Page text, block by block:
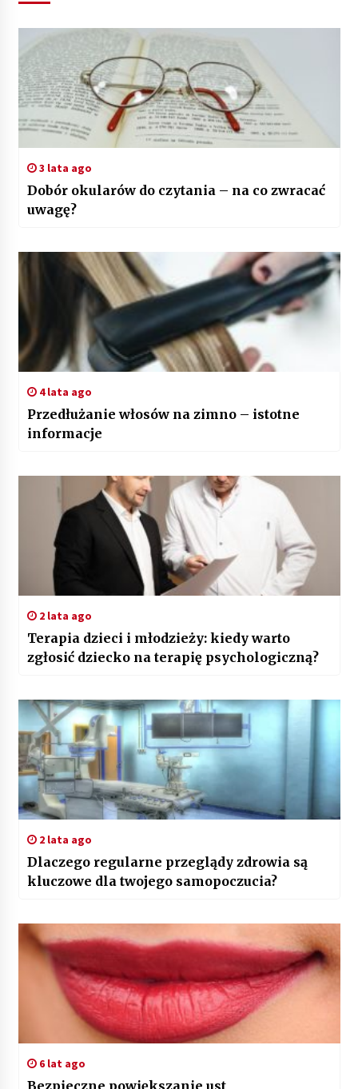
3 lata ago
Dobór okularów do czytania – na co zwracać
uwagę?
4 lata ago
Przedłużanie włosów na zimno – istotne
informacje
2 lata ago
Terapia dzieci i młodzieży: kiedy warto
zgłosić dziecko na terapię psychologiczną?
2 lata ago
Dlaczego regularne przeglądy zdrowia są
kluczowe dla twojego samopoczucia?
6 lat ago